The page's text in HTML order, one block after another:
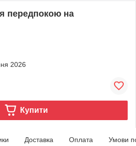
передпокою на
2026
Купити
Доставка Оплата Умови